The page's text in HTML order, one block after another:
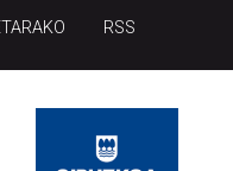
RSS